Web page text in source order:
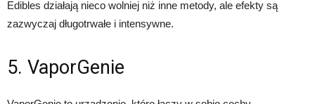
Edibles działają nieco wolniej niż inne metody, ale efekty są
zazwyczaj długotrwałe i intensywne.
5. VaporGenie